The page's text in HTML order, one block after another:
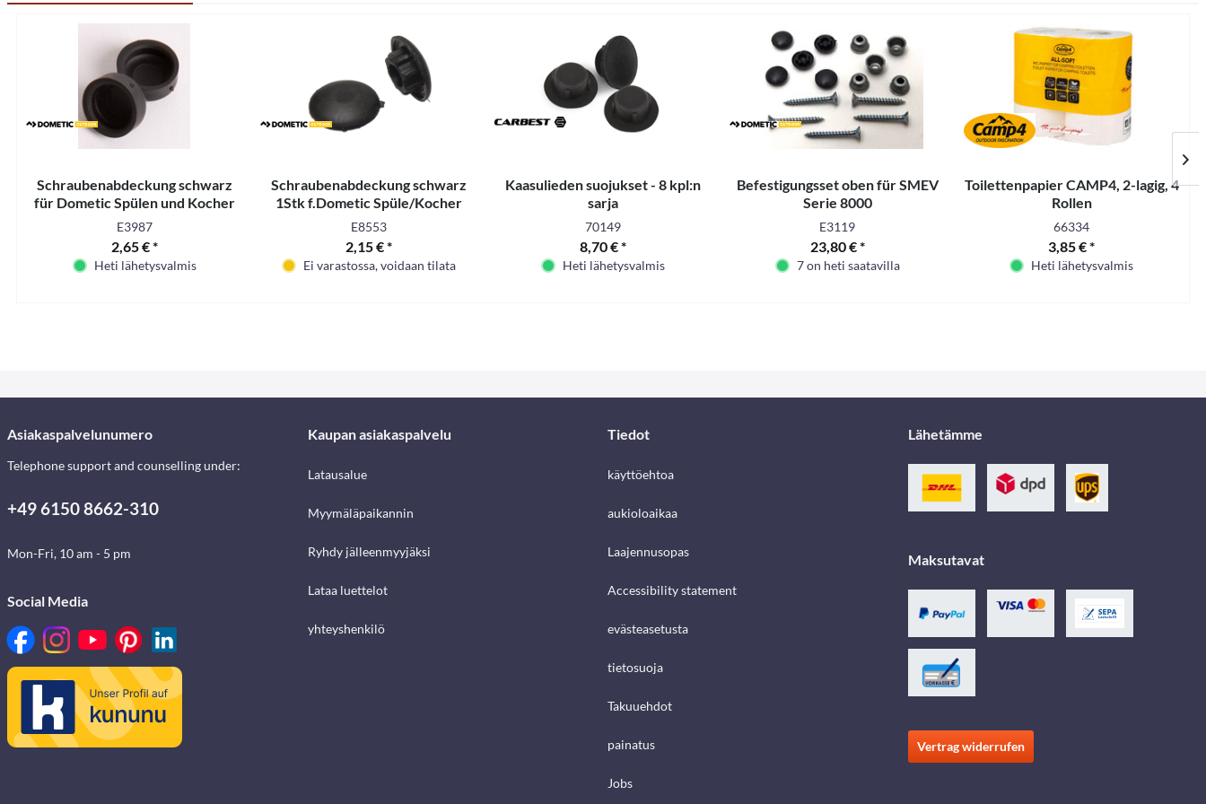
Schraubenabdeckung schwarz
für Dometic Spülen und Kocher
E3987
2,65 € *
Heti lähetysvalmis
Schraubenabdeckung schwarz
1Stk f.Dometic Spüle/Kocher
E8553
2,15 € *
Ei varastossa, voidaan tilata
Kaasulieden suojukset - 8 kpl:n
sarja
70149
8,70 € *
Heti lähetysvalmis
Befestigungsset oben für SMEV
Serie 8000
E3119
23,80 € *
7 on heti saatavilla
Toilettenpapier CAMP4, 2-lagig, 4
Rollen
66334
3,85 € *
Heti lähetysvalmis
Asiakaspalvelunumero
Telephone support and counselling under:
+49 6150 8662-310
Mon-Fri, 10 am - 5 pm
Social Media
Kaupan asiakaspalvelu
Latausalue
Myymäläpaikannin
Ryhdy jälleenmyyjäksi
Lataa luettelot
yhteyshenkilö
Tiedot
käyttöehtoa
aukioloaikaa
Laajennusopas
Accessibility statement
evästeasetusta
tietosuoja
Takuuehdot
painatus
Jobs
Lähetämme
Maksutavat
Vertrag widerrufen